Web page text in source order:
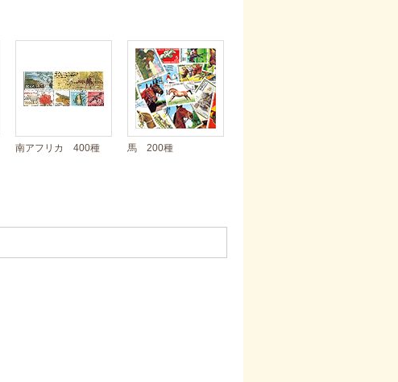
南アフリカ 400種 馬 200種